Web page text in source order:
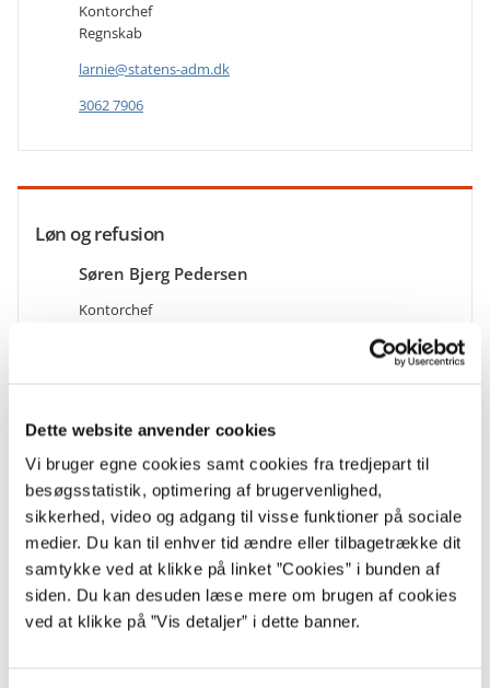
Dette website anvender cookies
Vi bruger egne cookies samt cookies fra tredjepart til
besøgsstatistik, optimering af brugervenlighed,
sikkerhed, video og adgang til visse funktioner på sociale
medier. Du kan til enhver tid ændre eller tilbagetrække dit
samtykke ved at klikke på linket ”Cookies” i bunden af
siden. Du kan desuden læse mere om brugen af cookies
ved at klikke på ”Vis detaljer” i dette banner.
Kontorchef
Regnskab
larnie@statens-adm.dk
3062 7906
Løn og refusion
Søren Bjerg Pedersen
Kontorchef
Kunder og rapportering
Pia Sommergreen Bengtsen
Kontorchef
Kunder og rapportering